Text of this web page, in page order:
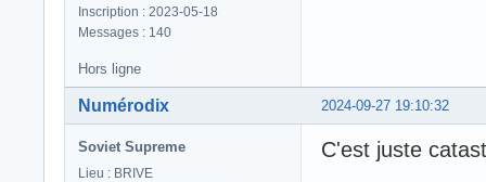
Inscription : 2023-05-18
Messages : 140
Hors ligne
2024-09-27 19:10:32
Numérodix
Soviet Supreme
Lieu : BRIVE
C'est juste